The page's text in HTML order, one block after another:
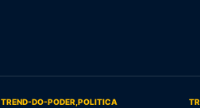
TREND-DO-PODER,POLITICA